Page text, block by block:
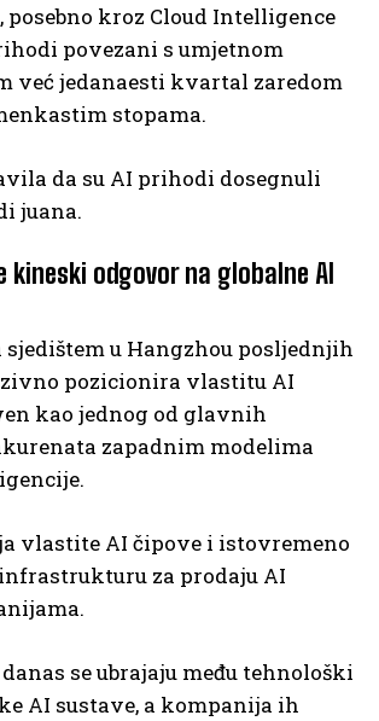
kroz Cloud Intelligence
povezani s umjetnom
već jedanaesti kvartal zaredom
stopama.
da su AI prihodi dosegnuli
juana.
kineski odgovor na globalne AI
sjedištem u Hangzhou posljednjih
pozicionira vlastitu AI
kao jednog od glavnih
zapadnim modelima
vlastite AI čipove i istovremeno
za prodaju AI
se ubrajaju među tehnološki
AI sustave, a kompanija ih